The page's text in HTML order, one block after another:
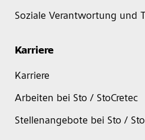
Soziale Verantwortung und
Karriere
Karriere
Arbeiten bei Sto / StoCretec
Stellenangebote bei Sto /